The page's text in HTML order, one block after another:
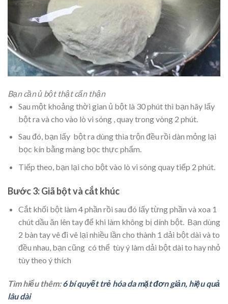
Bạn cần ủ bột thật cẩn thận
Sau một khoảng thời gian ủ bột là 30 phút thì bạn hãy lấy
bột ra và cho vào lò vi sóng , quay trong vòng 2 phút.
Sau đó, bạn lấy bột ra dùng thìa trộn đều rồi dàn mỏng lại
bọc kín bằng màng bọc thực phẩm.
Tiếp theo, bạn lại cho bột vào lò vi sóng quay tiếp 2 phút.
Bước 3: Giã bột và cắt khúc
Cắt khối bột làm 4 phần rồi sau đó lấy từng phần và xoa 1
chút dầu ăn lên tay để khi làm không bị dính bột. Bạn dùng
2 bàn tay vê đi vê lại nhiều lần cho thành 1 dải bột dài và to
đều nhau, bạn cũng có thể tùy ý làm dải bột dài to hay nhỏ
tùy theo ý thích
Tìm hiểu thêm:6 bí quyết trẻ hóa da mặt đơn giản, hiệu quả
lâu dài